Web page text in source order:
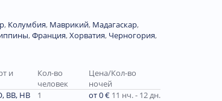
, Колумбия, Маврикий, Мадагаскар,
,Франция,Хорватия, Черногория,
и
Кол-во
человек
Цена/Кол-во
ночей
BB, HB 1 от 0 € 11 нч. - 12 дн.